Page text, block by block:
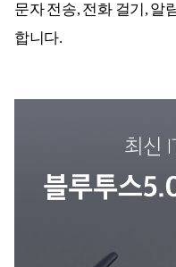
문자 전송, 전화 걸기, 알
합니다.